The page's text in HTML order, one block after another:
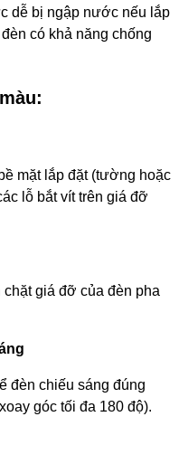
dễ bị ngập nước nếu lắp
có khả năng chống
mặt lắp đặt (tường hoặc
lỗ bắt vít trên giá đỡ
giá đỡ của đèn pha
đèn chiếu sáng đúng
góc tối đa 180 độ).